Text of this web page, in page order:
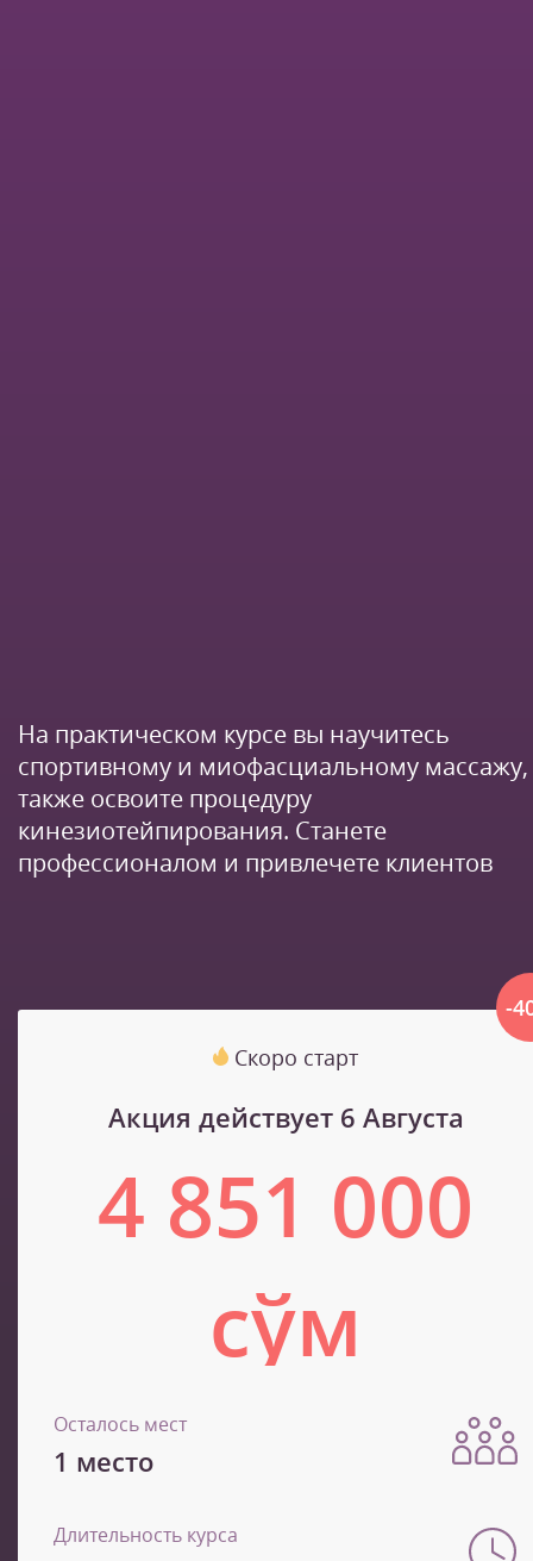
На практическом курсе вы научитесь
спортивному и миофасциальному массажу,
также освоите процедуру
кинезиотейпирования. Станете
профессионалом и привлечете клиентов
-
Скоро старт
Акция действует 6 Августа
4 851 000
сўм
Осталось мест
1 место
Длительность курса